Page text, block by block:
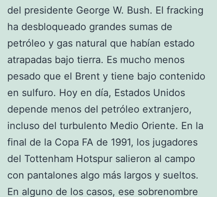
del presidente George W. Bush. El fracking
ha desbloqueado grandes sumas de
petróleo y gas natural que habían estado
atrapadas bajo tierra. Es mucho menos
pesado que el Brent y tiene bajo contenido
en sulfuro. Hoy en día, Estados Unidos
depende menos del petróleo extranjero,
incluso del turbulento Medio Oriente. En la
final de la Copa FA de 1991, los jugadores
del Tottenham Hotspur salieron al campo
con pantalones algo más largos y sueltos.
En alguno de los casos, ese sobrenombre